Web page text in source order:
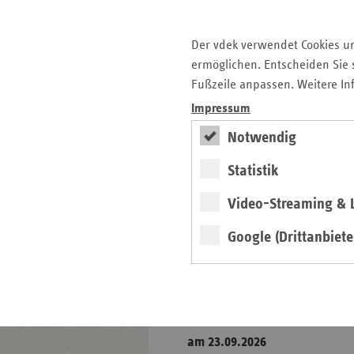
Der vdek verwendet Cookies
ermöglichen. Entscheiden
Fußzeile anpassen. Weitere
Impressum
Notwendig
Statistik
Video-Streaming &
Google
Vorsorge und Rehabilitation
Zahnärzte
Seitenleiste
Informationen
Auf einen Blick
Pressemitteilungen
Kontakt und Anfahrt
am 23.09.2026